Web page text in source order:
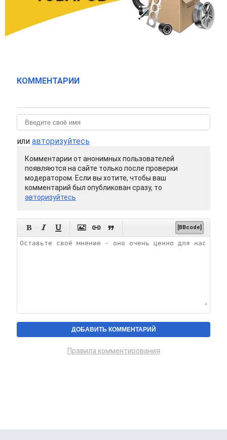
КОММЕНТАРИИ
или авторизуйтесь
Комментарии от анонимных пользователей
появляются на сайте только после проверки
модератором. Если вы хотите, чтобы ваш
комментарий был опубликован сразу, то
авторизуйтесь
      [BBcode]
Правила комментирования